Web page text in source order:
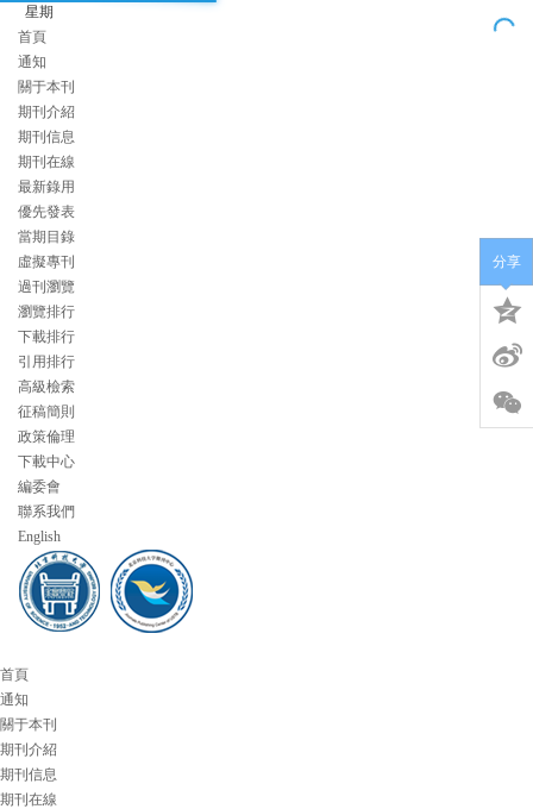
星期
首頁
通知
關于本刊
期刊介紹
期刊信息
期刊在線
最新錄用
優先發表
當期目錄
虛擬專刊
過刊瀏覽
瀏覽排行
下載排行
引用排行
高級檢索
征稿簡則
政策倫理
下載中心
編委會
聯系我們
English
首頁
通知
關于本刊
期刊介紹
期刊信息
期刊在線
分享